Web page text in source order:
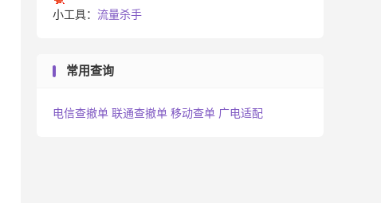
小工具： 流量杀手
常用查询
电信查撤单 联通查撤单 移动查单 广电适配